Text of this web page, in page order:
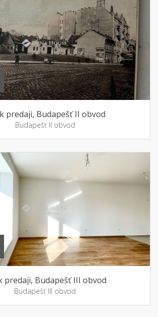
predaji, Budapešť II obvod
Budapešť II obvod
predaji, Budapešť III obvod
Budapešť III obvod